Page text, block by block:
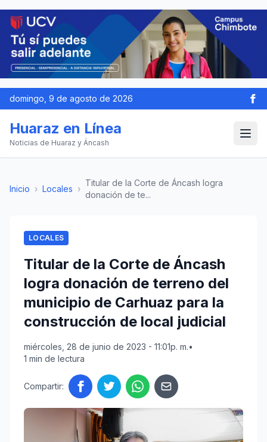
domingo, 9 de agosto de 2026
Huaraz en Línea
Noticias de Huaraz y Áncash
Inicio › Locales ›
Titular de la Corte de Áncash logra
donación de te...
LOCALES
Titular de la Corte de Áncash
logra donación de terreno del
municipio de Carhuaz para la
construcción de local judicial
miércoles, 28 de junio de 2023 - 11:01p. m.•
1 min de lectura
Compartir: